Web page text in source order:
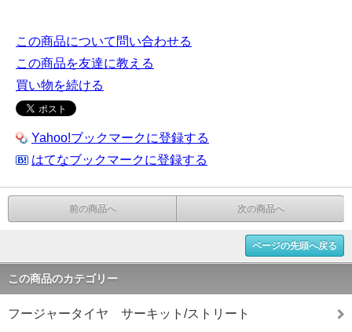
この商品について問い合わせる
この商品を友達に教える
買い物を続ける
Yahoo!ブックマークに登録する
はてなブックマークに登録する
前の商品へ 次の商品へ
ページの先頭へ戻る
この商品のカテゴリー
フージャータイヤ サーキット/ストリート